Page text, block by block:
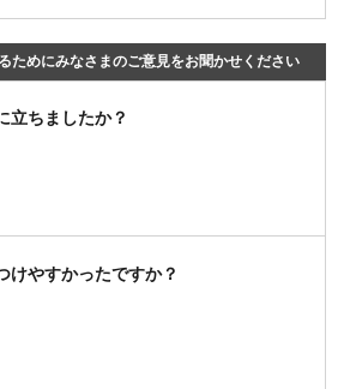
ためにみなさまのご意見をお聞かせください
立ちましたか？
けやすかったですか？